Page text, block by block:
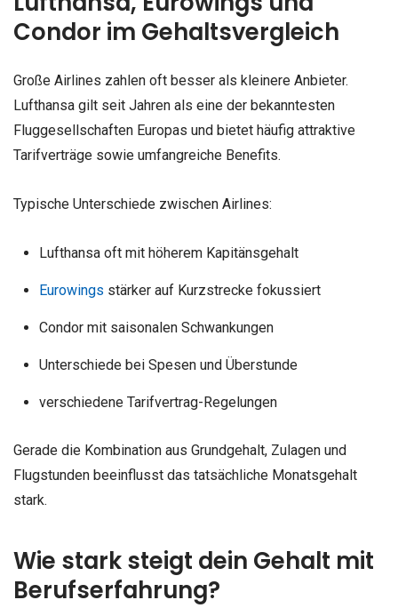
Condor im Gehaltsvergleich
Große Airlines zahlen oft besser als kleinere Anbieter.
Lufthansa gilt seit Jahren als eine der bekanntesten
Fluggesellschaften Europas und bietet häufig attraktive
Tarifverträge sowie umfangreiche Benefits.
Typische Unterschiede zwischen Airlines:
Lufthansa oft mit höherem Kapitänsgehalt
Eurowings stärker auf Kurzstrecke fokussiert
Condor mit saisonalen Schwankungen
Unterschiede bei Spesen und Überstunde
verschiedene Tarifvertrag-Regelungen
Gerade die Kombination aus Grundgehalt, Zulagen und
Flugstunden beeinflusst das tatsächliche Monatsgehalt
stark.
Wie stark steigt dein Gehalt mit
Berufserfahrung?